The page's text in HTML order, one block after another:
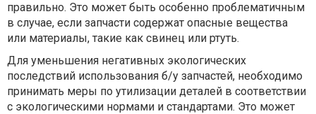
правильно. Это может быть особенно проблематичным
в случае, если запчасти содержат опасные вещества
или материалы, такие как свинец или ртуть.
Для уменьшения негативных экологических
последствий использования б/у запчастей, необходимо
принимать меры по утилизации деталей в соответствии
с экологическими нормами и стандартами. Это может